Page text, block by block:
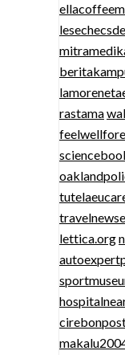
rastama
lettica.org